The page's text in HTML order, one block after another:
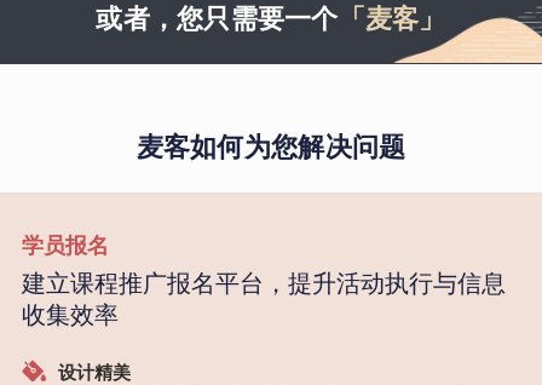
或者，您只需要一个「麦客」
麦客如何为您解决问题
学员报名
建立课程推广报名平台，提升活动执行与信息
收集效率
设计精美